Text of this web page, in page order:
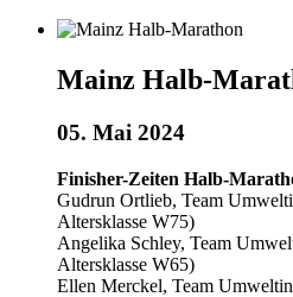
Mainz Halb-
05. Mai 2024
Finisher-Zeiten Halb-
Gudrun Ortlieb, Team
Altersklasse W75)
Angelika Schley, Team
Altersklasse W65)
Ellen Merckel, Team